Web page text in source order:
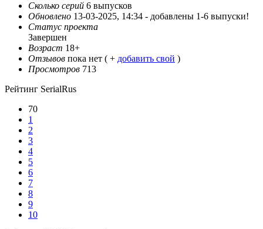
Сколько серий 6 выпусков
Обновлено 13-03-2025, 14:34 - добавлены 1-6 выпуски!
Статус проекта
Завершен
Возраст 18+
Отзывов пока нет ( + добавить свой )
Просмотров 713
Рейтинг SerialRus
70
1
2
3
4
5
6
7
8
9
10